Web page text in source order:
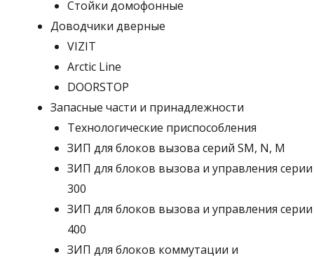
Стойки домофонные
Доводчики дверные
VIZIT
Arctic Line
DOORSTOP
Запасные части и принадлежности
Технологические приспособления
ЗИП для блоков вызова серий SM, N, M
ЗИП для блоков вызова и управления серии
300
ЗИП для блоков вызова и управления серии
400
ЗИП для блоков коммутации и